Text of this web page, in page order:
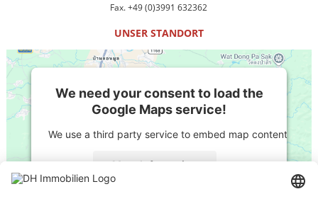
Fax. +49 (0)3991 632362
UNSER STANDORT
We need your consent to load the
Google Maps service!
We use a third party service to embed map content that
More Information